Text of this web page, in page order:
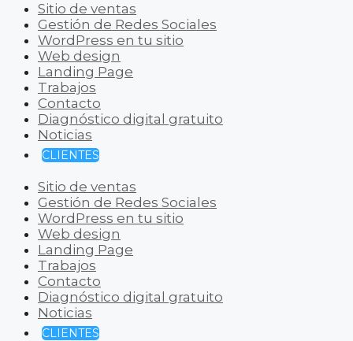
Sitio de ventas
Gestión de Redes Sociales
WordPress en tu sitio
Web design
Landing Page
Trabajos
Contacto
Diagnóstico digital gratuito
Noticias
CLIENTES
Sitio de ventas
Gestión de Redes Sociales
WordPress en tu sitio
Web design
Landing Page
Trabajos
Contacto
Diagnóstico digital gratuito
Noticias
CLIENTES